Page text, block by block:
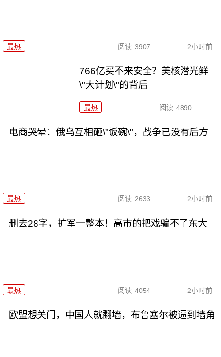
最热 阅读 3907 2小时前
766亿买不来安全？美核潜光鲜
\"大计划\"的背后
最热 阅读 4890
电商哭晕：俄乌互相砸\"饭碗\"，战争已没有后方
最热 阅读 2633 2小时前
删去28字，扩军一整本！高市的把戏骗不了东大
最热 阅读 4054 2小时前
欧盟想关门，中国人就翻墙，布鲁塞尔被逼到墙角